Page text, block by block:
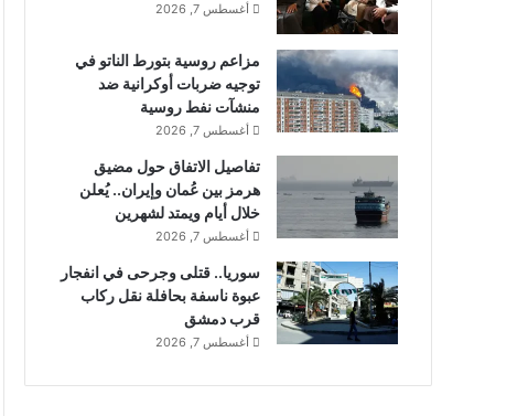
أغسطس 7, 2026
مزاعم روسية بتورط الناتو في
توجيه ضربات أوكرانية ضد
منشآت نفط روسية
أغسطس 7, 2026
تفاصيل الاتفاق حول مضيق
هرمز بين عُمان وإيران.. يُعلن
خلال أيام ويمتد لشهرين
أغسطس 7, 2026
سوريا.. قتلى وجرحى في انفجار
عبوة ناسفة بحافلة نقل ركاب
قرب دمشق
أغسطس 7, 2026